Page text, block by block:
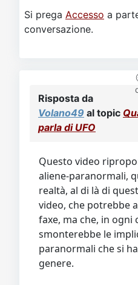
Si prega Accesso a
conversazione.
Risposta da
Volano49 al topic
parla di UFO
Questo video
aliene-paranormali,
realtà, al di là di
video, che potrebbe
faxe, ma che, in ogni
smonterebbe le
paranormali che si
genere.